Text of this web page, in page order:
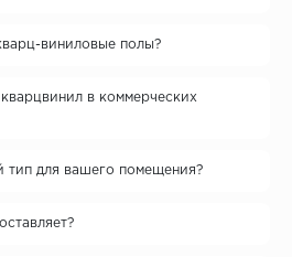
виниловые полы?
в коммерческих
тип для вашего помещения?